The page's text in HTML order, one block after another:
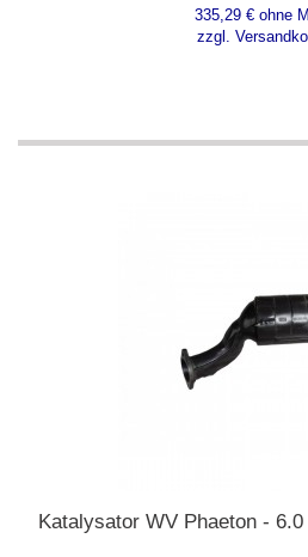
335,29 € ohne
zzgl.
Katalysator WV Phaeton -